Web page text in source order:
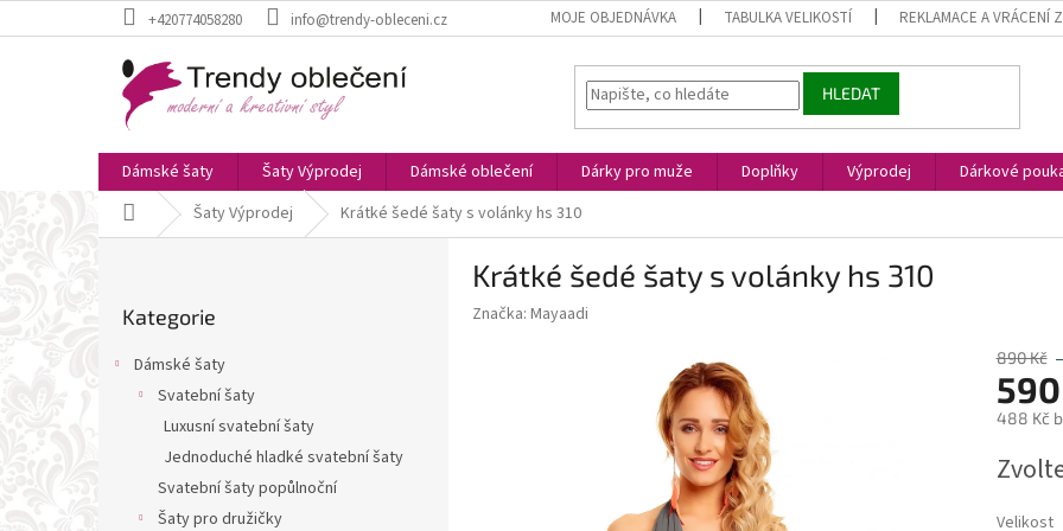
na
+420774058280 info@trendy-obleceni.cz MOJE OBJEDNÁVKA TABULKA VELIKOSTÍ REKLAMACE A VRÁCENÍ
HLEDAT
Dámské šaty Šaty Výprodej Dámské oblečení Dárky pro muže Doplňky Výprodej Dárkové
Domů Šaty Výprodej Krátké šedé šaty s volánky hs 310
kategorie
Kategorie
Dámské šaty
Svatební šaty
Luxusní svatební šaty
Jednoduché hladké svatební šaty
Svatební šaty popůlnoční
Šaty pro družičky
Krátké šedé šaty s volánky hs 310
Značka: Mayaadi
890 Kč
488 Kč
cena:
Velikost